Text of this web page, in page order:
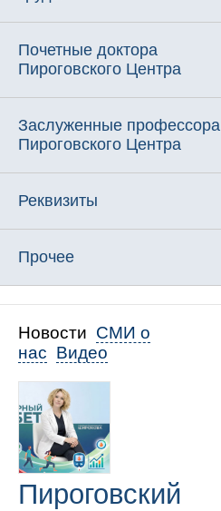
Почетные доктора
Пироговского Центра
Заслуженные профессора
Пироговского Центра
Реквизиты
Прочее
Новости СМИ о
нас Видео
Пироговский